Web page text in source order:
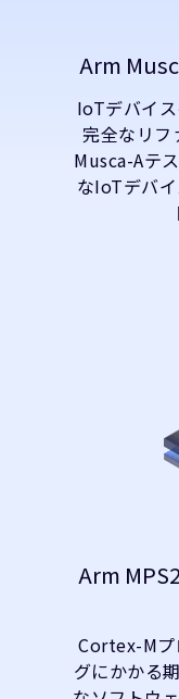
Arm
IoTデバイ
完全なリ
Musca-Aテ
なIoTデバ
Arm
Cortex-Mプ
グにかかる